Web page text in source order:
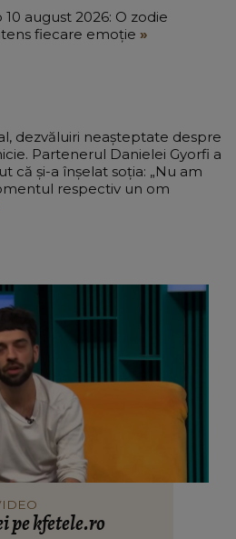
august 2026: O zodie
fiecare emoție
dezvăluiri neașteptate despre
Partenerul Danielei Gyorfi a
că și-a înșelat soția: „Nu am
respectiv un om
pe kfetele.ro